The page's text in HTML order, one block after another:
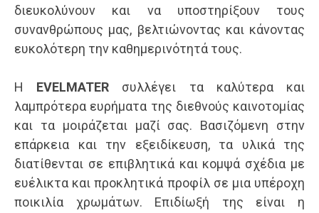
διευκολύνουν και να υποστηρίξουν τους
συνανθρώπους μας, βελτιώνοντας και κάνοντας
ευκολότερη την καθημερινότητά τους.
Η EVELMATER συλλέγει τα καλύτερα και
λαμπρότερα ευρήματα της διεθνούς καινοτομίας
και τα μοιράζεται μαζί σας. Βασιζόμενη στην
επάρκεια και την εξειδίκευση, τα υλικά της
διατίθενται σε επιβλητικά και κομψά σχέδια με
ευέλικτα και προκλητικά προφίλ σε μια υπέροχη
ποικιλία χρωμάτων. Επιδίωξή της είναι η